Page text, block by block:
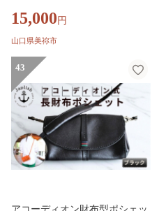
ール コラボ キャラクター グッ
ズ 鞄 カバン エコバック サンリ
美祢限定 桜 さくら かわいい 美
祢市 山口県 美祢
15,000 円
山口県美祢市
43